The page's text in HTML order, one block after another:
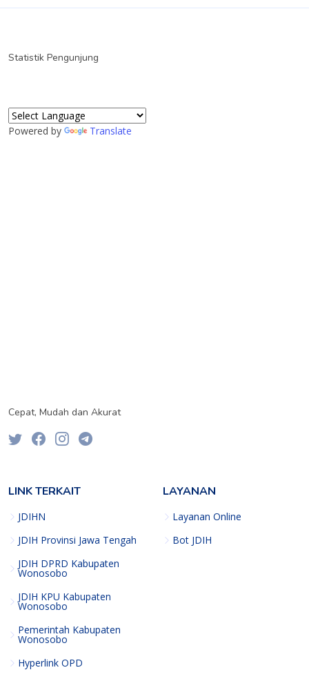
Statistik Pengunjung
Powered by Translate
Cepat, Mudah dan Akurat
LINK TERKAIT
JDIHN
JDIH Provinsi Jawa Tengah
JDIH DPRD Kabupaten
Wonosobo
JDIH KPU Kabupaten
Wonosobo
Pemerintah Kabupaten
Wonosobo
Hyperlink OPD
LAYANAN
Layanan Online
Bot JDIH